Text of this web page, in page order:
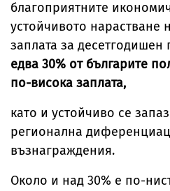
благоприятните
устойчивото нарастване
заплата за десетгодишен
едва 30% от българите
по-висока заплата,
като и устойчиво се
регионална
възнаграждения.
Около и над 30% е по-